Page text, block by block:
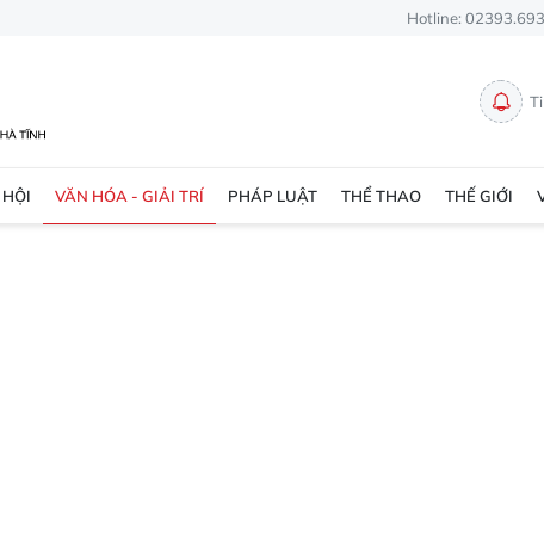
Hotline:
VĂN HÓA - GIẢI TRÍ PHÁP LUẬT THỂ THAO THẾ GIỚI